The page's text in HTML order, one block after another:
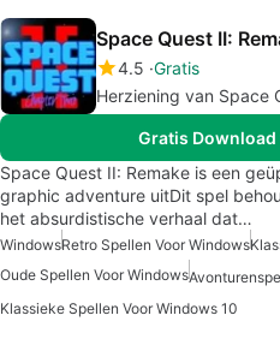
Space Quest II:
4.5 Gratis
Herziening van Space
Gratis
Space Quest II: Remake is een
graphic adventure uitDit spel
het absurdistische verhaal dat…
WindowsRetro Spellen Voor Windows
Oude Spellen Voor Windows
Klassieke Spellen Voor Windows 10